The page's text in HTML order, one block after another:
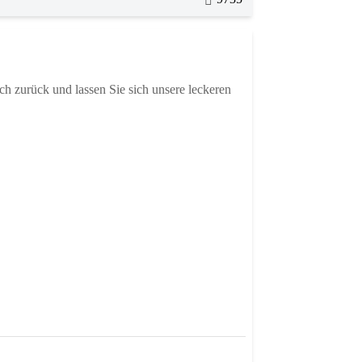
zurück und lassen Sie sich unsere leckeren